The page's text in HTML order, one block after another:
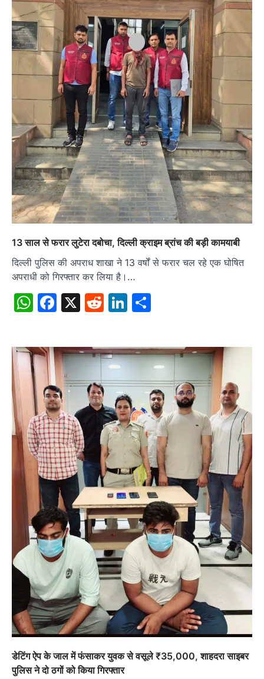
13 साल से फरार लुटेरा दबोचा, दिल्ली क्राइम ब्रांच की बड़ी कामयाबी
दिल्ली पुलिस की अपराध शाखा ने 13 वर्षों से फरार चल रहे एक घोषित
अपराधी को गिरफ्तार कर लिया है।…
WhatsApp
Facebook
X RedditLinkedIn
डेटिंग ऐप के जाल में फंसाकर युवक से वसूले ₹35,000, शाहदरा साइबर
पुलिस ने दो ठगों को किया गिरफ्तार